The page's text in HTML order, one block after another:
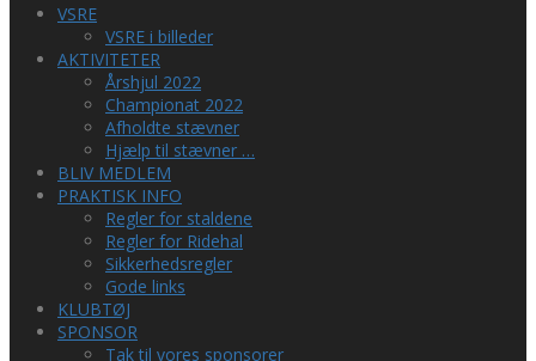
VSRE
VSRE i billeder
AKTIVITETER
Årshjul 2022
Championat 2022
Afholdte stævner
Hjælp til stævner …
BLIV MEDLEM
PRAKTISK INFO
Regler for staldene
Regler for Ridehal
Sikkerhedsregler
Gode links
KLUBTØJ
SPONSOR
Tak til vores sponsorer